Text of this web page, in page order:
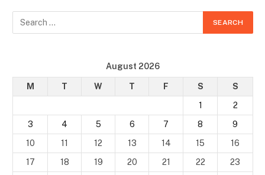
August 2026
M T W T F S
S
1
2
3
4 5 6 7 8
9
10
11 12 13 14 15
16
17
18 19 20 21 22
23